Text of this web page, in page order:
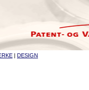
| DESIGN